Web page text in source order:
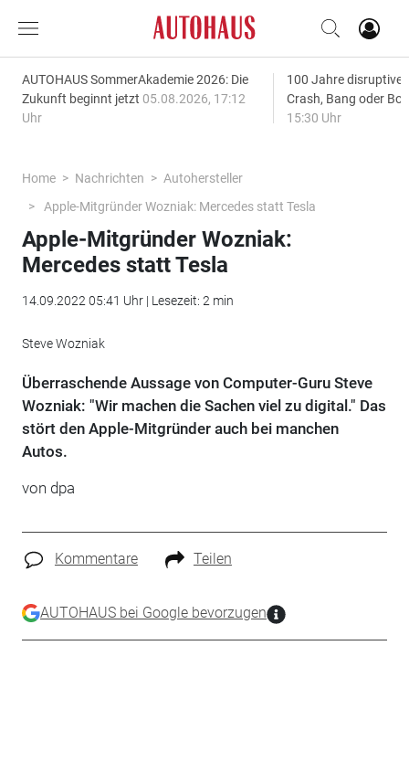
AUTOHAUS SommerAkademie 2026: Die
Zukunft beginnt jetzt 05.08.2026, 17:12
Uhr
100 Jahre disruptive
Crash, Bang oder
15:30 Uhr
Home Nachrichten
Autohersteller
Apple-Mitgründer Wozniak: Mercedes statt Tesla
Apple-Mitgründer Wozniak:
Mercedes statt Tesla
14.09.2022 05:41 Uhr | Lesezeit: 2 min
Steve Wozniak
Überraschende Aussage von Computer-Guru Steve
Wozniak: "Wir machen die Sachen viel zu digital." Das
stört den Apple-Mitgründer auch bei manchen
Autos.
von dpa
Kommentare Teilen
AUTOHAUS bei Google bevorzugen